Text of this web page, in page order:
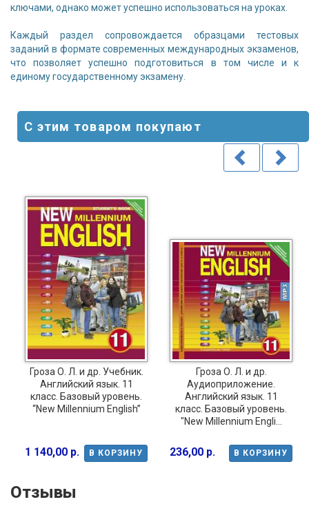
ключами, однако может успешно использоваться на уроках.
Каждый раздел сопровождается образцами тестовых
заданий в формате современных международных экзаменов,
что позволяет успешно подготовиться в том числе и к
eдиному государственному экзамену.
С этим товаром покупают
Гроза О. Л. и др. Учебник.
Английский язык. 11
класс. Базовый уровень.
“New Millennium English”
В КОРЗИНУ
1 140,00 р.
Гроза О. Л. и др.
Аудиоприложение.
Английский язык. 11
класс. Базовый уровень.
"New Millennium Engli...
В КОРЗИНУ
236,00 р.
Отзывы